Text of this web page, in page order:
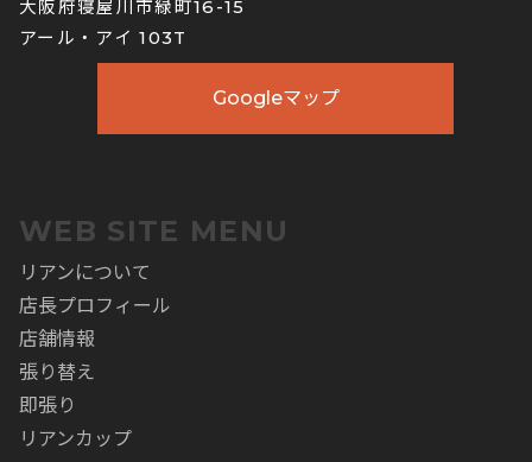
大阪府寝屋川市緑町16-15
アール・アイ 103T
Googleマップ
WEB SITE MENU
リアンについて
店長プロフィール
店舗情報
張り替え
即張り
リアンカップ